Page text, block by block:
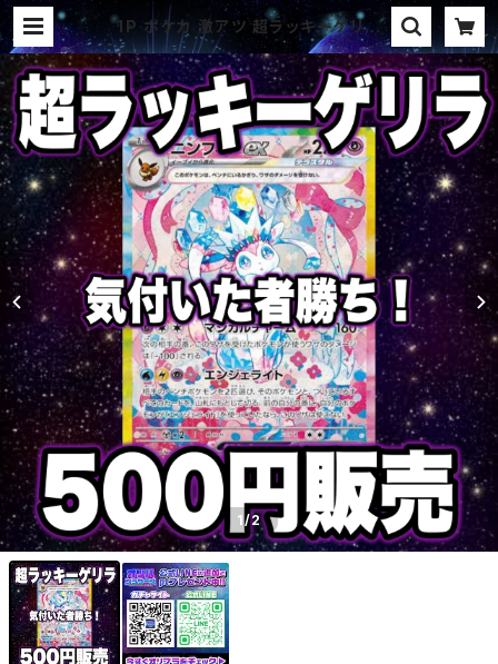
1P ポケカ 激アツ 超ラッキーゲリラ
パック オリパ | オリパ ブラザーズ
オリパ専門店 (ポケカ、ワンピース、遊
戯王、ヴァイス、ドラゴンボール)
1/2